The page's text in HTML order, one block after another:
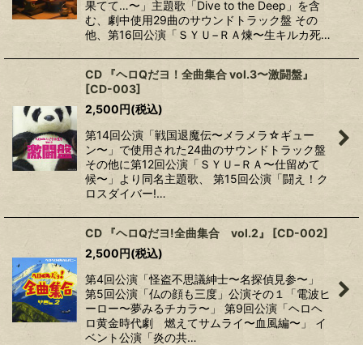
果てて…〜」主題歌「Dive to the Deep」を含
む、劇中使用29曲のサウンドトラック盤 その
他、第16回公演「ＳＹＵ−ＲＡ煉〜生キルカ死…
CD 『ヘロQだヨ！全曲集合 vol.3〜激闘盤』
[CD-003]
2,500円(税込)
第14回公演「戦国退魔伝〜メラメラ☆ギュー
ン〜」で使用された24曲のサウンドトラック盤
その他に第12回公演「ＳＹＵ−ＲＡ〜仕留めて
候〜」より同名主題歌、 第15回公演「闘え！ク
ロスダイバー!…
CD 『ヘロQだヨ!全曲集合 vol.2』 [CD-002]
2,500円(税込)
第4回公演「怪盗不思議紳士〜名探偵見参〜」
第5回公演「仏の顔も三度」公演その１「電波ヒ
ーロー〜夢みるチカラ〜」 第9回公演「ヘロヘ
ロ黄金時代劇 燃えてサムライ〜血風編〜」 イ
ベント公演「炎の共…